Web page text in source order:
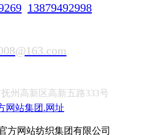
13879492998
州高新区高新五路333号
网站集团.网址
方网站纺织集团有限公司